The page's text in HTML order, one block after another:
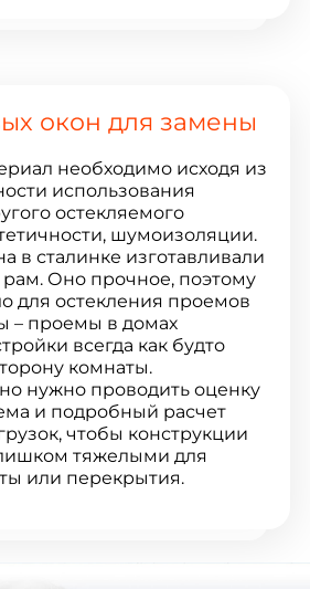
окон для замены
необходимо исходя из
использования
остекляемого
шумоизоляции.
в сталинке изготавливали
Оно прочное, поэтому
для остекления проемов
– проемы в домах
всегда как будто
комнаты.
нужно проводить оценку
и подробный расчет
чтобы конструкции
тяжелыми для
или перекрытия.